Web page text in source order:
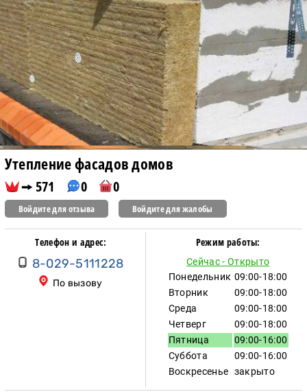
Утепление фасадов домов
571 0 0
Войдите для отзыва Войдите для жалобы
Телефон и адрес:
8-029-5111228
По вызову
Режим работы:
Сейчас - Открыто
Понедельник 09:00-18:00
Вторник
09:00-18:00
Среда
09:00-18:00
Четверг
09:00-18:00
Пятница
09:00-16:00
Суббота
09:00-16:00
Воскресенье закрыто